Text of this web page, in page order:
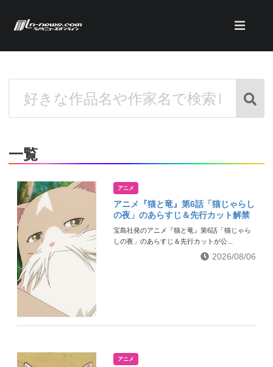
一覧
アニメ
アニメ『猫と竜』第6話「猫じゃらし
の夜」のあらすじ＆先行カット解禁
宝島社発のアニメ『猫と竜』第6話「猫じゃら
しの夜」のあらすじ＆先行カットが公...
2026/08/06
アニメ